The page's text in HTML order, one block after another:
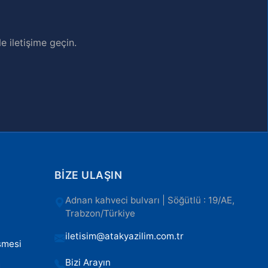
iletişime geçin.
BIZE ULAŞIN
Adnan kahveci bulvarı | Söğütlü : 19/AE,
Trabzon/Türkiye
iletisim@atakyazilim.com.tr
Bizi Arayın